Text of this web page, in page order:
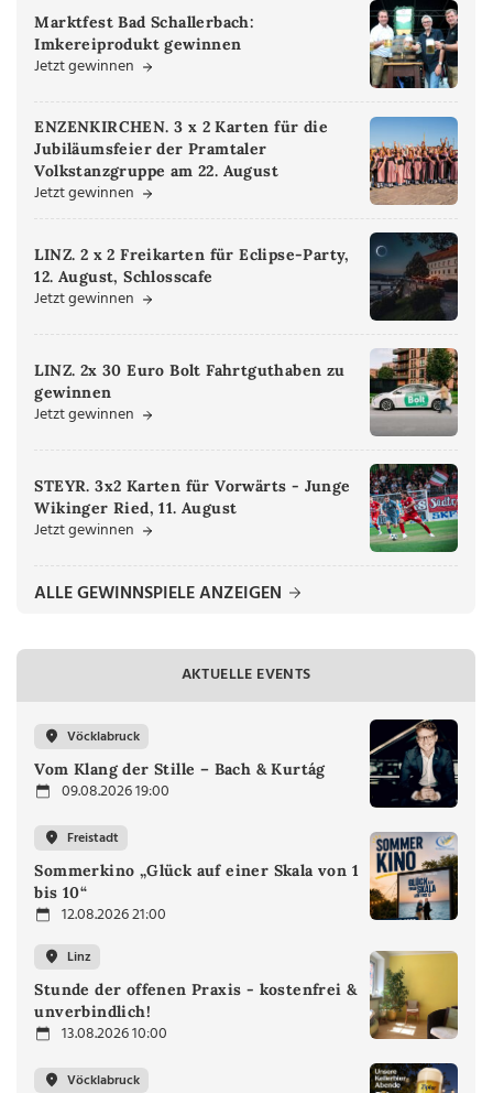
Marktfest Bad Schallerbach:
Imkereiprodukt gewinnen
Jetzt gewinnen
ENZENKIRCHEN. 3 x 2 Karten für die
Jubiläumsfeier der Pramtaler
Volkstanzgruppe am 22. August
Jetzt gewinnen
LINZ. 2 x 2 Freikarten für Eclipse-Party,
12. August, Schlosscafe
Jetzt gewinnen
LINZ. 2x 30 Euro Bolt Fahrtguthaben zu
gewinnen
Jetzt gewinnen
STEYR. 3x2 Karten für Vorwärts - Junge
Wikinger Ried, 11. August
Jetzt gewinnen
ALLE GEWINNSPIELE ANZEIGEN
AKTUELLE EVENTS
Vöcklabruck
Vom Klang der Stille – Bach & Kurtág
09.08.2026 19:00
Freistadt
Sommerkino „Glück auf einer Skala von 1
bis 10“
12.08.2026 21:00
Linz
Stunde der offenen Praxis - kostenfrei &
unverbindlich!
13.08.2026 10:00
Vöcklabruck